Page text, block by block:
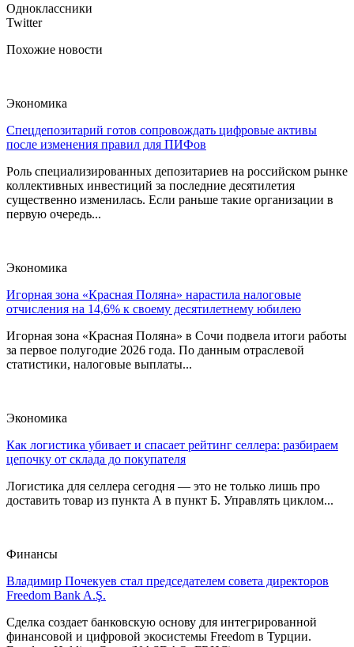
Одноклассники
Twitter
Похожие новости
Экономика
Спецдепозитарий готов сопровождать цифровые активы
после изменения правил для ПИФов
Роль специализированных депозитариев на российском рынке
коллективных инвестиций за последние десятилетия
существенно изменилась. Если раньше такие организации в
первую очередь...
Экономика
Игорная зона «Красная Поляна» нарастила налоговые
отчисления на 14,6% к своему десятилетнему юбилею
Игорная зона «Красная Поляна» в Сочи подвела итоги работы
за первое полугодие 2026 года. По данным отраслевой
статистики, налоговые выплаты...
Экономика
Как логистика убивает и спасает рейтинг селлера: разбираем
цепочку от склада до покупателя
Логистика для селлера сегодня — это не только лишь про
доставить товар из пункта А в пункт Б. Управлять циклом...
Финансы
Владимир Почекуев стал председателем совета директоров
Freedom Bank A.Ş.
Сделка создает банковскую основу для интегрированной
финансовой и цифровой экосистемы Freedom в Турции.